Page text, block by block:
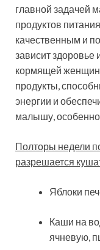
главной задачей
продуктов
качественным и
зависит здоровье
кормящей
продукты,
энергии и
малышу,
Полторы недели
разрешается
Яблоки
Каши на
ячневую,